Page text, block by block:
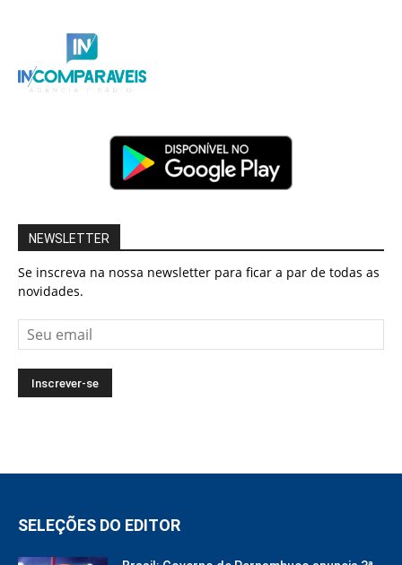
NEWSLETTER
Se inscreva na nossa newsletter para ficar a par de todas as
novidades.
SELEÇÕES DO EDITOR